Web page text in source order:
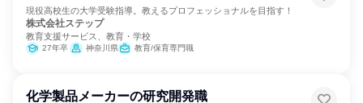
現役高校生の大学受験指導。教えるプロフェッショナルを目指す！
株式会社ステップ
教育支援サービス、教育・学校
27年卒 神奈川県 教育/保育専門職
化学製品メーカーの研究開発職